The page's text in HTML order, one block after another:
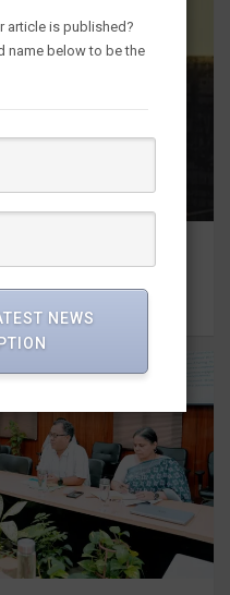
मुख्यमंत्री
article is published?
name below to be the
NEWS